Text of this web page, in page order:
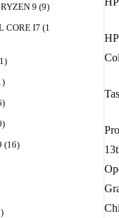
9 99
CORE I7
1
41
41
46
50
1616
7